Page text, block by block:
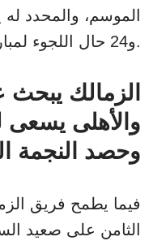
و24 حال اللجوء لمباراة فاصلة.
الزمالك يبحث
والأهلى يسعى
وحصد النجمة
فيما يطمح فريق
الثامن على صعيد